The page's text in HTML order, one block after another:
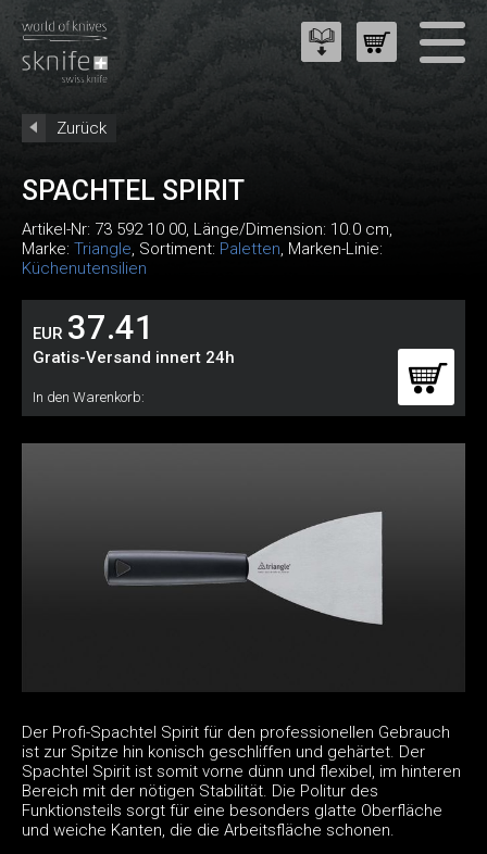
Zurück
SPACHTEL SPIRIT
Artikel-Nr: 73 592 10 00, Länge/Dimension: 10.0 cm,
Marke: Triangle, Sortiment: Paletten, Marken-Linie:
Küchenutensilien
EUR 37.41
Gratis-Versand innert 24h
In den Warenkorb:
Der Profi-Spachtel Spirit für den professionellen Gebrauch
ist zur Spitze hin konisch geschliffen und gehärtet. Der
Spachtel Spirit ist somit vorne dünn und flexibel, im hinteren
Bereich mit der nötigen Stabilität. Die Politur des
Funktionsteils sorgt für eine besonders glatte Oberfläche
und weiche Kanten, die die Arbeitsfläche schonen.